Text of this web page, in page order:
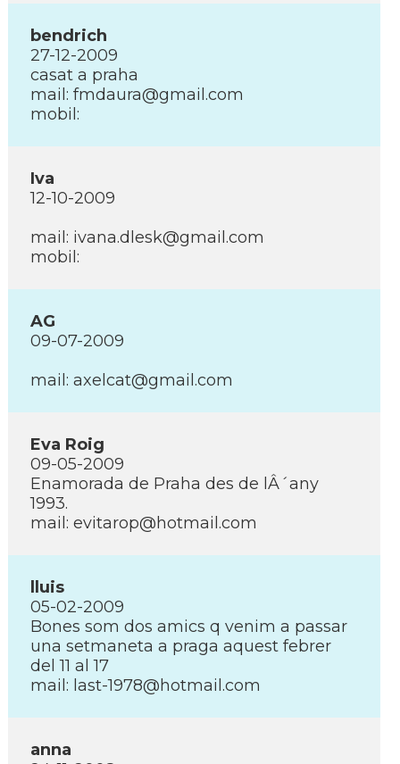
bendrich
27-12-2009
casat a praha
mail: fmdaura@gmail.com
mobil:
Iva
12-10-2009
mail: ivana.dlesk@gmail.com
mobil:
AG
09-07-2009
mail: axelcat@gmail.com
Eva Roig
09-05-2009
Enamorada de Praha des de lÂ´any
1993.
mail: evitarop@hotmail.com
lluis
05-02-2009
Bones som dos amics q venim a passar
una setmaneta a praga aquest febrer
del 11 al 17
mail: last-1978@hotmail.com
anna